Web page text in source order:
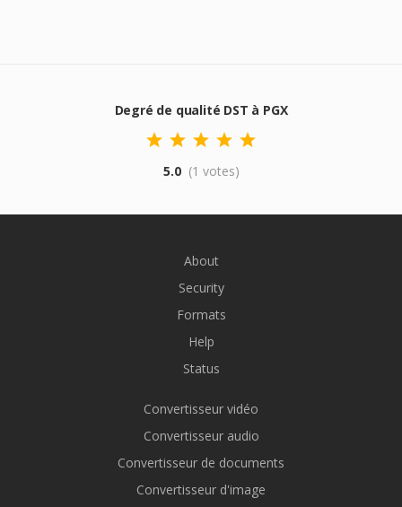
Degré de qualité DST à PGX
5.0 (1 votes)
About
Security
Formats
Help
Status
Convertisseur vidéo
Convertisseur audio
Convertisseur de documents
Convertisseur d'image